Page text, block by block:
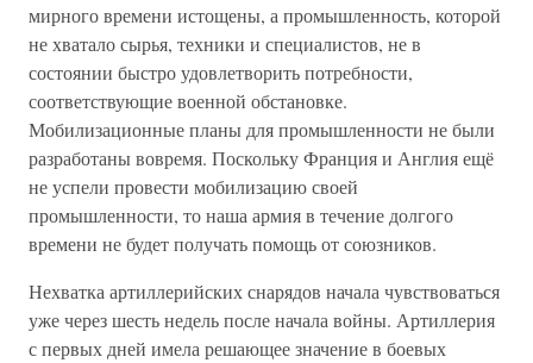
мирного времени истощены, а промышленность, которой
не хватало сырья, техники и специалистов, не в
состоянии быстро удовлетворить потребности,
соответствующие военной обстановке.
Мобилизационные планы для промышленности не были
разработаны вовремя. Поскольку Франция и Англия ещё
не успели провести мобилизацию своей
промышленности, то наша армия в течение долгого
времени не будет получать помощь от союзников.
Нехватка артиллерийских снарядов начала чувствоваться
уже через шесть недель после начала войны. Артиллерия
с первых дней имела решающее значение в боевых